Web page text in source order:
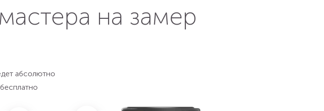
на замер
абсолютно
бесплатно